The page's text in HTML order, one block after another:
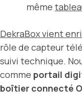
même
DekraBox vient
rôle de capteur
suivi technique.
comme portail
boîtier connecté